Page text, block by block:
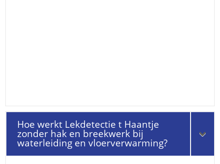
Hoe werkt Lekdetectie t Haantje
zonder hak en breekwerk bij
waterleiding en vloerverwarming?